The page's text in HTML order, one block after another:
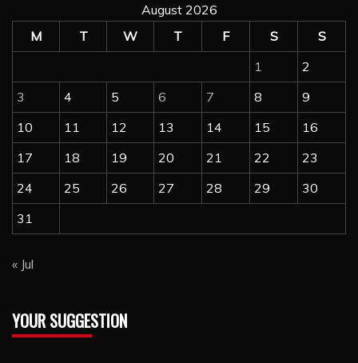
August 2026
M
T W T F S
S
1
2
3
4 5 6 7 8
9
10
11 12 13 14 15
16
17
18 19 20 21 22
23
24
25 26 27 28 29
30
31
« Jul
YOUR SUGGESTION